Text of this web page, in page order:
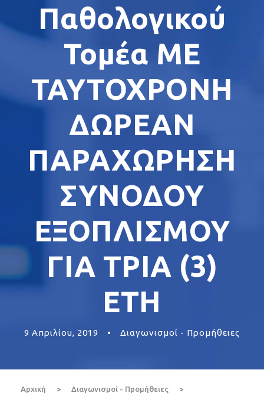
Παθολογικού
Τομέα ΜΕ
ΤΑΥΤΟΧΡΟΝΗ
ΔΩΡΕΑΝ
ΠΑΡΑΧΩΡΗΣΗ
ΣΥΝΟΔΟΥ
ΕΞΟΠΛΙΣΜΟΥ
ΓΙΑ ΤΡΙΑ (3)
ΕΤΗ
9 Απριλίου, 2019 • Διαγωνισμοί - Προμήθειες
Αρχική > Διαγωνισμοί - Προμήθειες
>